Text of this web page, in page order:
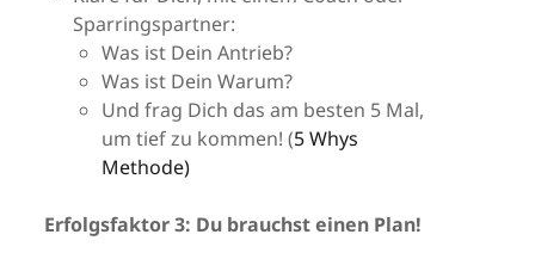
Sparringspartner:
Was ist Dein Antrieb?
Was ist Dein Warum?
Und frag Dich das am besten 5 Mal,
um tief zu kommen! (5 Whys
Methode)
Erfolgsfaktor 3: Du brauchst einen Plan!